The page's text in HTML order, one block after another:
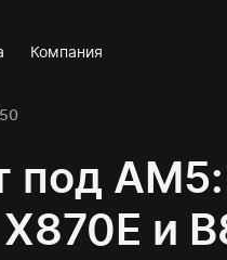
Компания
под
и